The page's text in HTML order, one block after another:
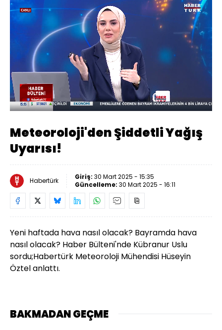
Sesi
Aç
Yüklendi
13.23%
Oynatma
Hızı
Meteoroloji'den Şiddetli Yağış
Uyarısı!
Habertürk Giriş: 30 Mart 2025 - 15:35
Güncelleme: 30 Mart 2025 - 16:11
Yeni haftada hava nasıl olacak? Bayramda hava
nasıl olacak? Haber Bülteni'nde Kübranur Uslu
sordu;Habertürk Meteoroloji Mühendisi Hüseyin
Öztel anlattı.
BAKMADAN GEÇME